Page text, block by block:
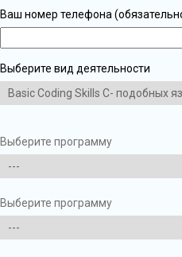
Ваш номер телефона
Выберите вид деятельности
Выберите программу
Выберите программу